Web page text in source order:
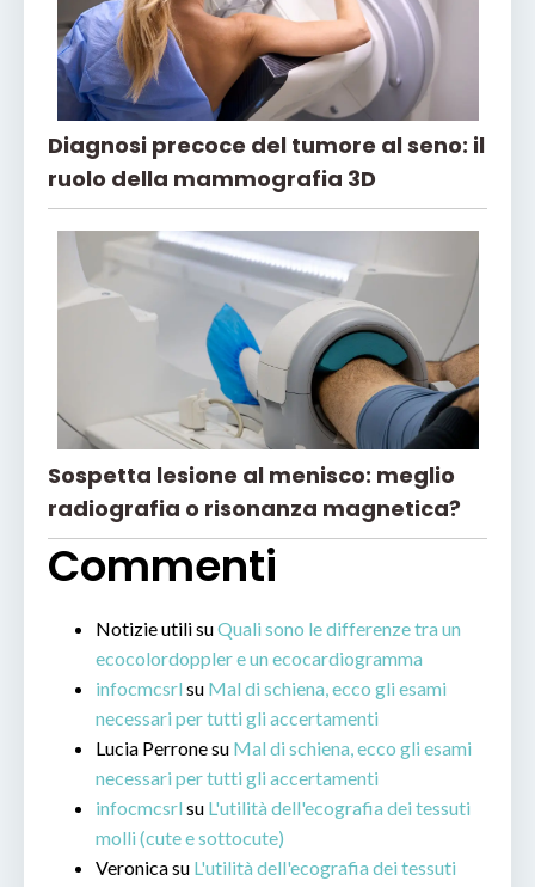
Diagnosi precoce del tumore al seno: il
ruolo della mammografia 3D
Sospetta lesione al menisco: meglio
radiografia o risonanza magnetica?
Commenti
Notizie utilisuQuali sono le differenze tra un
ecocolordoppler e un ecocardiogramma
infocmcsrl su Mal di schiena, ecco gli esami
necessari per tutti gli accertamenti
Lucia Perronesu Mal di schiena, ecco gli esami
necessari per tutti gli accertamenti
infocmcsrl su L'utilità dell'ecografia dei tessuti
molli (cute e sottocute)
Veronicasu L'utilità dell'ecografia dei tessuti